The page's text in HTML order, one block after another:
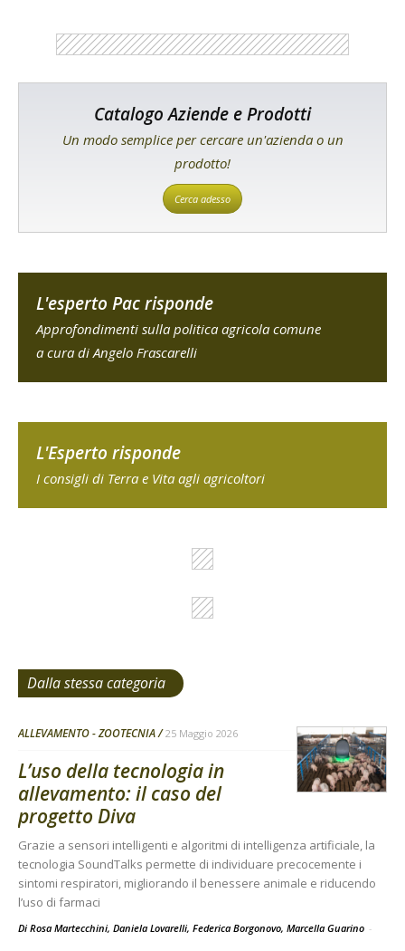
Catalogo Aziende e Prodotti
Un modo semplice per cercare un'azienda o un
prodotto!
Cerca adesso
L'esperto Pac risponde
Approfondimenti sulla politica agricola comune
a cura di Angelo Frascarelli
L'Esperto risponde
I consigli di Terra e Vita agli agricoltori
Dalla stessa categoria
ALLEVAMENTO - ZOOTECNIA 25 Maggio 2026
L’uso della tecnologia in
allevamento: il caso del
progetto Diva
Grazie a sensori intelligenti e algoritmi di intelligenza artificiale, la
tecnologia SoundTalks permette di individuare precocemente i
sintomi respiratori, migliorando il benessere animale e riducendo
l’uso di farmaci
Di Rosa Martecchini, Daniela Lovarelli, Federica Borgonovo, Marcella Guarino -